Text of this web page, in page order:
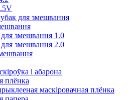
для змешвання
змешвання 1.0
змешвання 2.0
і абарона
плёнка
маскіровачная плёнка